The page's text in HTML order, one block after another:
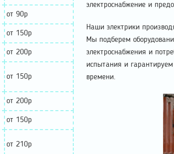
от 90р
от 150р
от 200р
от 150р
от 200р
от 150р
от 210р
электроснабжение и
Наши электрики
Мы подберем
электроснабжения и
испытания и
времени.